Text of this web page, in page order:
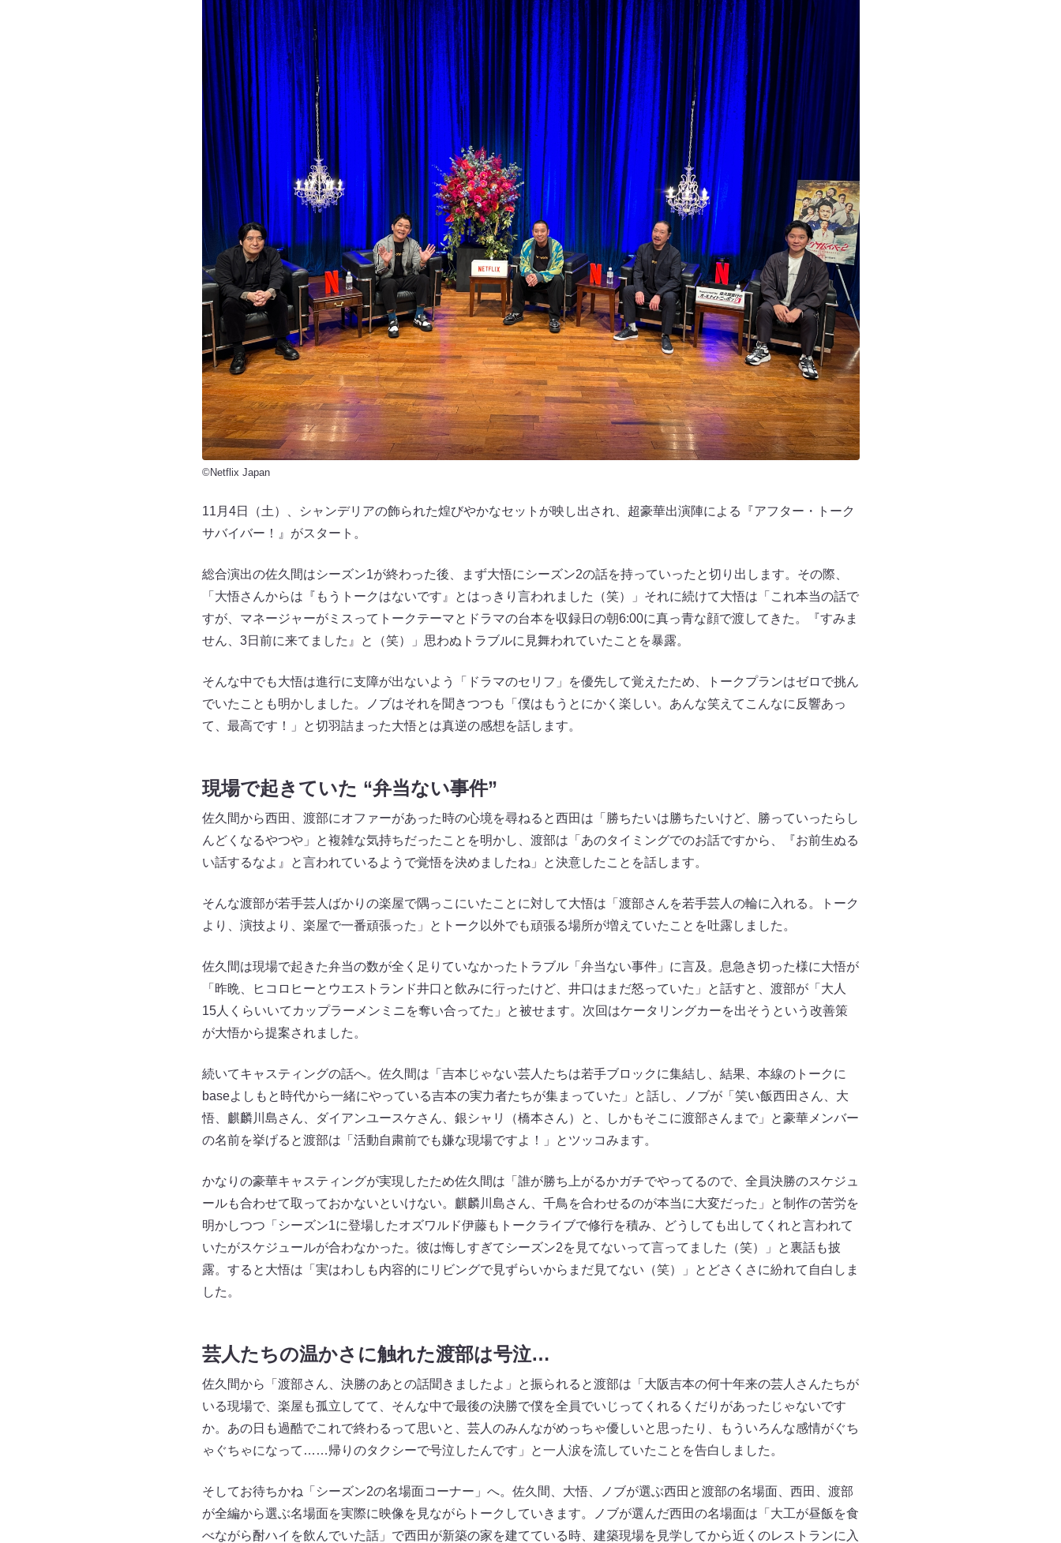
©Netflix Japan
11月4日（土）、シャンデリアの飾られた煌びやかなセットが映し出され、超豪華出演陣による『アフター・トーク
サバイバー！』がスタート。
総合演出の佐久間はシーズン1が終わった後、まず大悟にシーズン2の話を持っていったと切り出します。その際、
「大悟さんからは『もうトークはないです』とはっきり言われました（笑）」それに続けて大悟は「これ本当の話で
すが、マネージャーがミスってトークテーマとドラマの台本を収録日の朝6:00に真っ青な顔で渡してきた。『すみま
せん、3日前に来てました』と（笑）」思わぬトラブルに見舞われていたことを暴露。
そんな中でも大悟は進行に支障が出ないよう「ドラマのセリフ」を優先して覚えたため、トークプランはゼロで挑ん
でいたことも明かしました。ノブはそれを聞きつつも「僕はもうとにかく楽しい。あんな笑えてこんなに反響あっ
て、最高です！」と切羽詰まった大悟とは真逆の感想を話します。
現場で起きていた “弁当ない事件”
佐久間から西田、渡部にオファーがあった時の心境を尋ねると西田は「勝ちたいは勝ちたいけど、勝っていったらし
んどくなるやつや」と複雑な気持ちだったことを明かし、渡部は「あのタイミングでのお話ですから、『お前生ぬる
い話するなよ』と言われているようで覚悟を決めましたね」と決意したことを話します。
そんな渡部が若手芸人ばかりの楽屋で隅っこにいたことに対して大悟は「渡部さんを若手芸人の輪に入れる。トーク
より、演技より、楽屋で一番頑張った」とトーク以外でも頑張る場所が増えていたことを吐露しました。
佐久間は現場で起きた弁当の数が全く足りていなかったトラブル「弁当ない事件」に言及。息急き切った様に大悟が
「昨晩、ヒコロヒーとウエストランド井口と飲みに行ったけど、井口はまだ怒っていた」と話すと、渡部が「大人
15人くらいいてカップラーメンミニを奪い合ってた」と被せます。次回はケータリングカーを出そうという改善策
が大悟から提案されました。
続いてキャスティングの話へ。佐久間は「吉本じゃない芸人たちは若手ブロックに集結し、結果、本線のトークに
baseよしもと時代から一緒にやっている吉本の実力者たちが集まっていた」と話し、ノブが「笑い飯西田さん、大
悟、麒麟川島さん、ダイアンユースケさん、銀シャリ（橋本さん）と、しかもそこに渡部さんまで」と豪華メンバー
の名前を挙げると渡部は「活動自粛前でも嫌な現場ですよ！」とツッコみます。
かなりの豪華キャスティングが実現したため佐久間は「誰が勝ち上がるかガチでやってるので、全員決勝のスケジュ
ールも合わせて取っておかないといけない。麒麟川島さん、千鳥を合わせるのが本当に大変だった」と制作の苦労を
明かしつつ「シーズン1に登場したオズワルド伊藤もトークライブで修行を積み、どうしても出してくれと言われて
いたがスケジュールが合わなかった。彼は悔しすぎてシーズン2を見てないって言ってました（笑）」と裏話も披
露。すると大悟は「実はわしも内容的にリビングで見ずらいからまだ見てない（笑）」とどさくさに紛れて自白しま
した。
芸人たちの温かさに触れた渡部は号泣…
佐久間から「渡部さん、決勝のあとの話聞きましたよ」と振られると渡部は「大阪吉本の何十年来の芸人さんたちが
いる現場で、楽屋も孤立してて、そんな中で最後の決勝で僕を全員でいじってくれるくだりがあったじゃないです
か。あの日も過酷でこれで終わるって思いと、芸人のみんながめっちゃ優しいと思ったり、もういろんな感情がぐち
ゃぐちゃになって……帰りのタクシーで号泣したんです」と一人涙を流していたことを告白しました。
そしてお待ちかね「シーズン2の名場面コーナー」へ。佐久間、大悟、ノブが選ぶ西田と渡部の名場面、西田、渡部
が全編から選ぶ名場面を実際に映像を見ながらトークしていきます。ノブが選んだ西田の名場面は「大工が昼飯を食
べながら酎ハイを飲んでいた話」で西田が新築の家を建てている時、建築現場を見学してから近くのレストランに入